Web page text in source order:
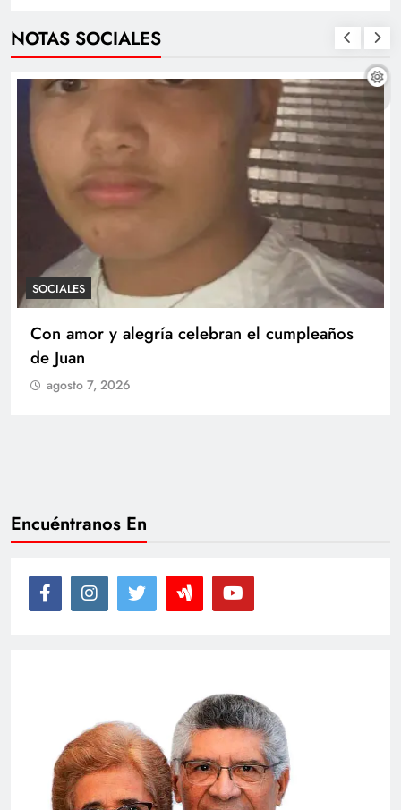
NOTAS SOCIALES
SOCIALES
Con amor y alegría celebran el cumpleaños
de Juan
agosto 7, 2026
Encuéntranos En